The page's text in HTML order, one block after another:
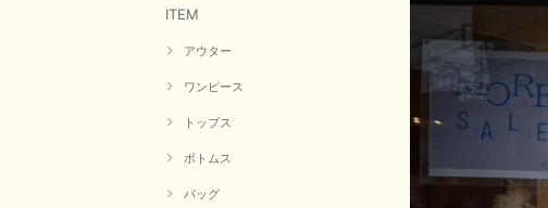
ITEM
アウター
ワンピース
トップス
ボトムス
バッグ